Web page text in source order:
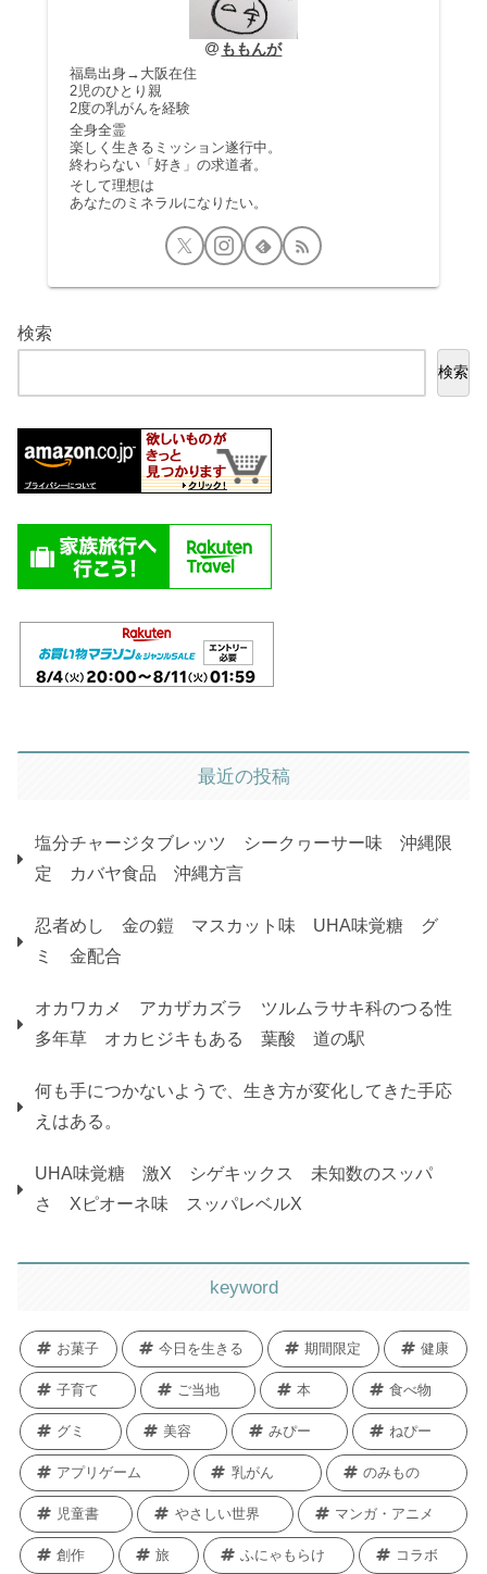
ももんが
福島出身→大阪在住
2児のひとり親
2度の乳がんを経験
全身全霊
楽しく生きるミッション遂行中。
終わらない「好き」の求道者。
そして理想は
あなたのミネラルになりたい。
検索
検索
最近の投稿
塩分チャージタブレッツ シークヮーサー味 沖縄限
定 カバヤ食品 沖縄方言
忍者めし 金の鎧 マスカット味 UHA味覚糖 グ
ミ 金配合
オカワカメ アカザカズラ ツルムラサキ科のつる性
多年草 オカヒジキもある 葉酸 道の駅
何も手につかないようで、生き方が変化してきた手応
えはある。
UHA味覚糖 激X シゲキックス 未知数のスッパ
さ Xピオーネ味 スッパレベルX
keyword
お菓子 今日を生きる 期間限定 健康
子育て ご当地 本 食べ物
グミ 美容 みぴー ねぴー
アプリゲーム 乳がん のみもの
児童書 やさしい世界 マンガ・アニメ
創作 旅 ふにゃもらけ コラボ